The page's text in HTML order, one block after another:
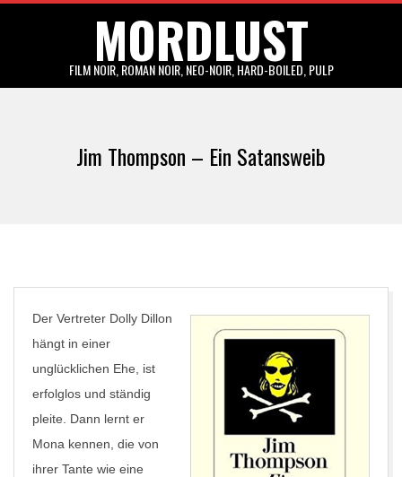
MORDLUST
FILM NOIR, ROMAN NOIR, NEO-NOIR, HARD-BOILED, PULP
Jim Thompson – Ein Satansweib
Der Vertreter Dolly Dillon
hängt in einer
unglücklichen Ehe, ist
erfolglos und ständig
pleite. Dann lernt er
Mona kennen, die von
ihrer Tante wie eine